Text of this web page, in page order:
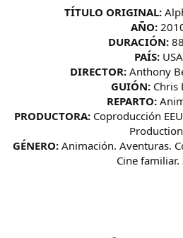
TÍTULO ORIGINAL:
AÑO:
DURACIÓN:
PAÍS:USA
DIRECTOR:Anthony
GUIÓN:Chris
REPARTO:
PRODUCTORA:Coproducción
GÉNERO: Animación. Aventuras.
Cine familiar.